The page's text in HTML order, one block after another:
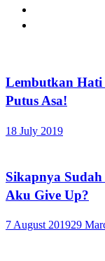
Lembutkan Hati
Putus Asa!
18 July 2019
Sikapnya
Aku Give Up?
7 August 201929